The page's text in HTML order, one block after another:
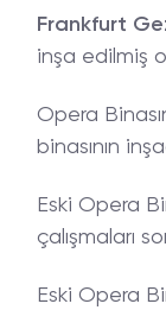
Frankfurt
inşa edilmiş
Opera
binasının
Eski Opera
çalışmaları
Eski Opera